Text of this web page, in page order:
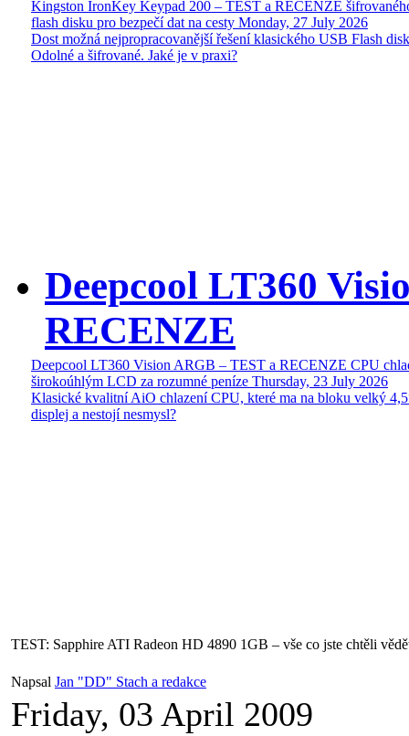
Kingston IronKey Keypad 200 – TEST a RECENZE
flash disku pro bezpečí dat na cesty Monday, 27 July 2026
Dost možná nejpropracovanější řešení klasického USB Flash
Odolné a šifrované. Jaké je v praxi?
Deepcool LT360
RECENZE
Deepcool LT360 Vision ARGB – TEST a RECENZE CPU
širokoúhlým LCD za rozumné peníze Thursday, 23 July 2026
Klasické kvalitní AiO chlazení CPU, které ma na bloku velký
displej a nestojí nesmysl?
TEST: Sapphire ATI Radeon HD 4890 1GB – vše co jste chtěli
Napsal Jan "DD" Stach a redakce
Friday, 03 April 2009